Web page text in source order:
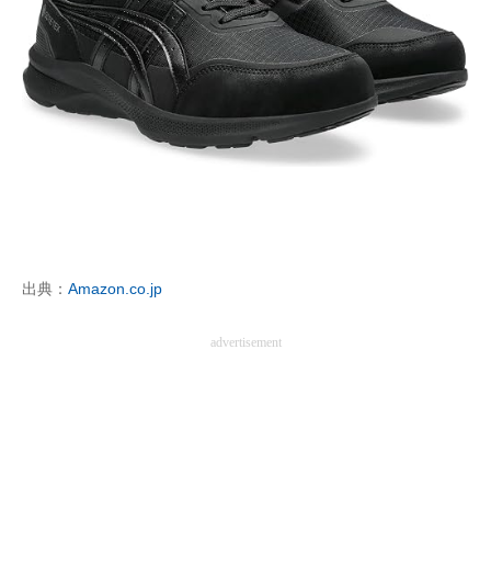
経営リーダーのコミュニティ
マーケ×ITの今がよく分かる
ITエンジニア向け専門サイト
企業向けIT製品の総合サイト
モノづくり技術者専門サイト
エレクトロニクス専門サイト
出典： Amazon.co.jp
advertisement